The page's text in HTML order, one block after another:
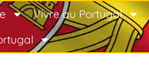
Vivre au Portugal